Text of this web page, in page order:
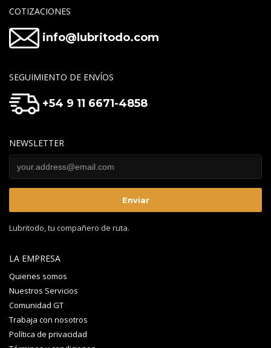
COTIZACIONES
info@lubritodo.com
SEGUIMIENTO DE ENVÍOS
+54 9 11 6671-4858
NEWSLETTER
Lubritodo, tu compañero de ruta.
LA EMPRESA
Quienes somos
Nuestros Servicios
Comunidad GT
Trabaja con nosotros
Política de privacidad